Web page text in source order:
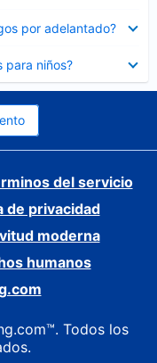
por adelantado?
para niños?
del servicio
de privacidad
moderna
humanos
Todos los